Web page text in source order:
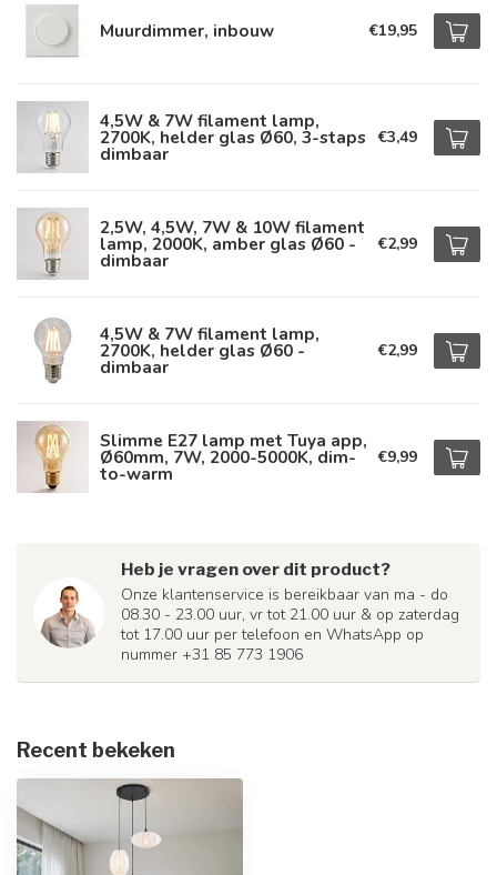
Muurdimmer, inbouw €19,95
4,5W & 7W filament lamp,
2700K, helder glas Ø60, 3-staps
dimbaar
€3,49
2,5W, 4,5W, 7W & 10W filament
lamp, 2000K, amber glas Ø60 -
dimbaar
€2,99
4,5W & 7W filament lamp,
2700K, helder glas Ø60 -
dimbaar
€2,99
Slimme E27 lamp met Tuya app,
Ø60mm, 7W, 2000-5000K, dim-
to-warm
€9,99
Heb je vragen over dit product?
Onze klantenservice is bereikbaar van ma - do
08.30 - 23.00 uur, vr tot 21.00 uur & op zaterdag
tot 17.00 uur per telefoon en WhatsApp op
nummer +31 85 773 1906
Recent bekeken